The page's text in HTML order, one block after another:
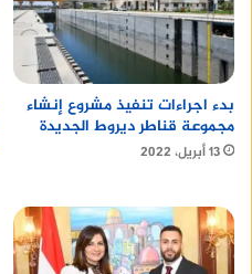
بدء اجراءات تنفيذ مشروع إنشاء
مجموعة قناطر ديروط الجديدة
13 أبريل، 2022